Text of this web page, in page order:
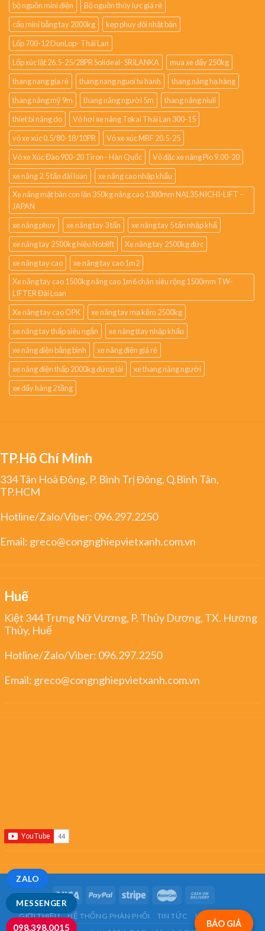
MESSENGER
ZALO
098.398.0015
bộ nguồn mini điện
Bộ nguồn thủy lực giá rẻ
cẩu mini bằng tay 2000kg
kẹp phuy đôi nhật bản
Lốp 700-12 DunLop- Thái Lan
Lốp xúc lật 26.5-25/28PR Solideal- SRILANKA
mua xe đẩy 250kg
thang nang gia rẻ
thang nang nguoi tu hanh
thang nâng hạ hàng
thang nâng mỹ 9m
thang nâng người 5m
thang nâng niuli
thiet bi nâng do
Vỏ hơi xe nâng Tokai Thái Lan 300-15
vỏ xe xúc 0.5/80-18/10PR
Vỏ xe xúc MRF 20.5-25
Vỏ xe Xúc Đào 900-20 Tiron - Hàn Quốc
Vỏ đặc xe nâng Pio 9.00-20
xe nâng 2.5 tấn đài loan
xe nâng cao nhập khẩu
Xe nâng mặt bàn con lăn 350kg nâng cao 1300mm NAL35 NICHI-LIFT –
JAPAN
xe nâng phuy
xe nâng tay 3 tấn
xe nâng tay 5 tấn nhập khẩ
xe nâng tay 2500kg hiệu Noblift
Xe nâng tay 2500kg đức
xe nâng tay cao
xe nâng tay cao 1m2
Xe nâng tay cao 1500kg nâng cao 1m6 chân siêu rộng 1500mm TW-
LIFTER Đài Loan
Xe nâng tay cao OPK
xe nâng tay mạ kẽm 2500kg
xe nâng tay thấp siêu ngắn
xe nâng ttay nhập khẩu
xe nâng điện bằng bình
xe nâng điện giá rẻ
xe nâng điện thấp 2000kg đứng lái
xe thang nâng người
xe đẩy hàng 2 tầng
TP.Hồ Chí Minh
334 Tân Hoà Đông, P. Bình Trị Đông, Q.Bình Tân,
TP.HCM
Hotline/Zalo/Viber: 096.297.2250
Email: greco@congnghiepvietxanh.com.vn
Huế
Kiệt 344 Trưng Nữ Vương, P. Thủy Dương, TX. Hương
Thủy, Huế
Hotline/Zalo/Viber: 096.297.2250
Email: greco@congnghiepvietxanh.com.vn
BÁO GIÁ
GIỚI THIỆU HỆ THỐNG PHÂN PHỐI TIN TỨC LIÊN HỆ